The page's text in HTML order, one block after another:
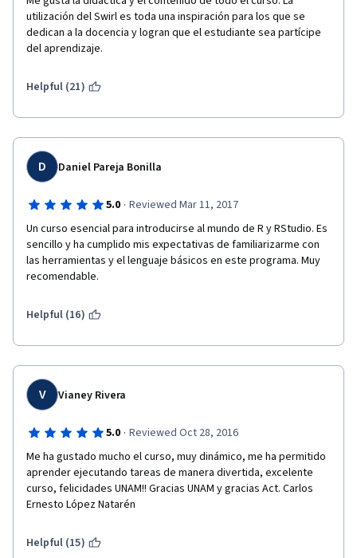
que uno construya códigos (o partes de códigos) propios.
Queda la sensación que todo tiene que aprenderse de
memoria (especialmente en la última semana), siendo que la
retener conceptos de forma natural. 4) Yo rara vez utilizo los
foros, pero quienes acostumbran a utilizarlo puede ser algo
desalentador, ya que hay demasiadas preguntas sin responder
que vale la pena tomar como introducción.
utilización del Swirl es toda una inspiración para los que se
dedican a la docencia y logran que el estudiante sea partícipe
del aprendizaje.
Helpful (21)
D Daniel Pareja Bonilla
5.0 · Reviewed Mar 11, 2017
Un curso esencial para introducirse al mundo de R y RStudio. Es
sencillo y ha cumplido mis expectativas de familiarizarme con
las herramientas y el lenguaje básicos en este programa. Muy
recomendable.
Helpful (16)
V Vianey Rivera
5.0 · Reviewed Oct 28, 2016
Me ha gustado mucho el curso, muy dinámico, me ha permitido
aprender ejecutando tareas de manera divertida, excelente
curso, felicidades UNAM!! Gracias UNAM y gracias Act. Carlos
Ernesto López Natarén
Helpful (15)